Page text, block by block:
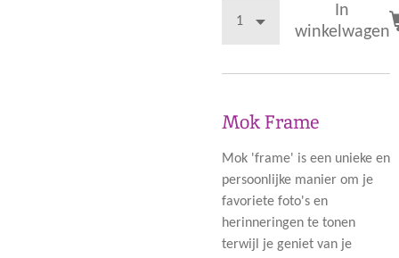
In
winkelwagen
Mok Frame
Mok 'frame' is een unieke en
persoonlijke manier om je
favoriete foto's en
herinneringen te tonen
terwijl je geniet van je